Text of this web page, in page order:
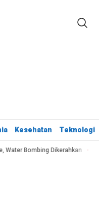
Kesehatan Teknologi
Dikerahkan